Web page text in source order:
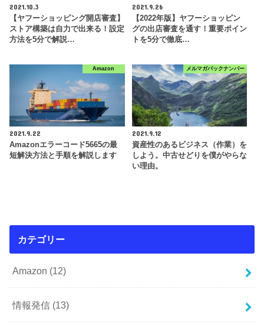
2021.10.3
【ヤフーショッピング開店審査】
ストア構築は自力で出来る！設定
方法を5分で解説…
2021.9.26
【2022年版】ヤフーショッピン
グの出店審査を通す！重要ポイン
トを5分で徹底…
Amazon
2021.9.22
Amazonエラーコード5665の最
短解決方法と手順を解説します
メルマガバックナンバー
2021.9.12
資産性のあるビジネス（作業）を
しよう。中古せどりを僕がやらな
い理由。
カテゴリー
Amazon (12)
情報発信 (13)